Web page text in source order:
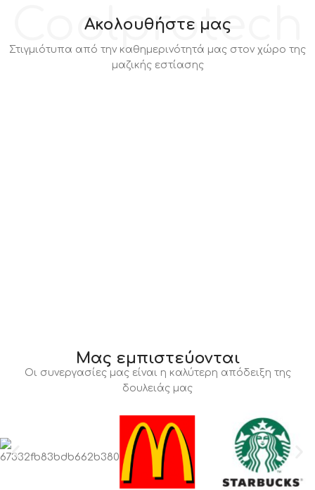
Coolprotech
Ακολουθήστε μας
Στιγμιότυπα από την καθημερινότητά μας στον χώρο της
μαζικής εστίασης
Μας εμπιστεύονται
Οι συνεργασίες μας είναι η καλύτερη απόδειξη της
δουλειάς μας